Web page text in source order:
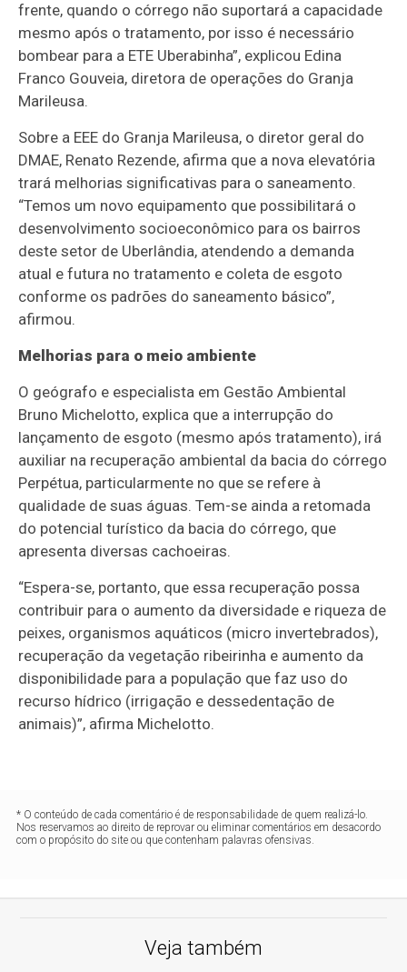
frente, quando o córrego não suportará a capacidade
mesmo após o tratamento, por isso é necessário
bombear para a ETE Uberabinha”, explicou Edina
Franco Gouveia, diretora de operações do Granja
Marileusa.
Sobre a EEE do Granja Marileusa, o diretor geral do
DMAE, Renato Rezende, afirma que a nova elevatória
trará melhorias significativas para o saneamento.
“Temos um novo equipamento que possibilitará o
desenvolvimento socioeconômico para os bairros
deste setor de Uberlândia, atendendo a demanda
atual e futura no tratamento e coleta de esgoto
conforme os padrões do saneamento básico”,
afirmou.
Melhorias para o meio ambiente
O geógrafo e especialista em Gestão Ambiental
Bruno Michelotto, explica que a interrupção do
lançamento de esgoto (mesmo após tratamento), irá
auxiliar na recuperação ambiental da bacia do córrego
Perpétua, particularmente no que se refere à
qualidade de suas águas. Tem-se ainda a retomada
do potencial turístico da bacia do córrego, que
apresenta diversas cachoeiras.
“Espera-se, portanto, que essa recuperação possa
contribuir para o aumento da diversidade e riqueza de
peixes, organismos aquáticos (micro invertebrados),
recuperação da vegetação ribeirinha e aumento da
disponibilidade para a população que faz uso do
recurso hídrico (irrigação e dessedentação de
animais)”, afirma Michelotto.
* O conteúdo de cada comentário é de responsabilidade de quem realizá-lo.
Nos reservamos ao direito de reprovar ou eliminar comentários em desacordo
com o propósito do site ou que contenham palavras ofensivas.
Veja também